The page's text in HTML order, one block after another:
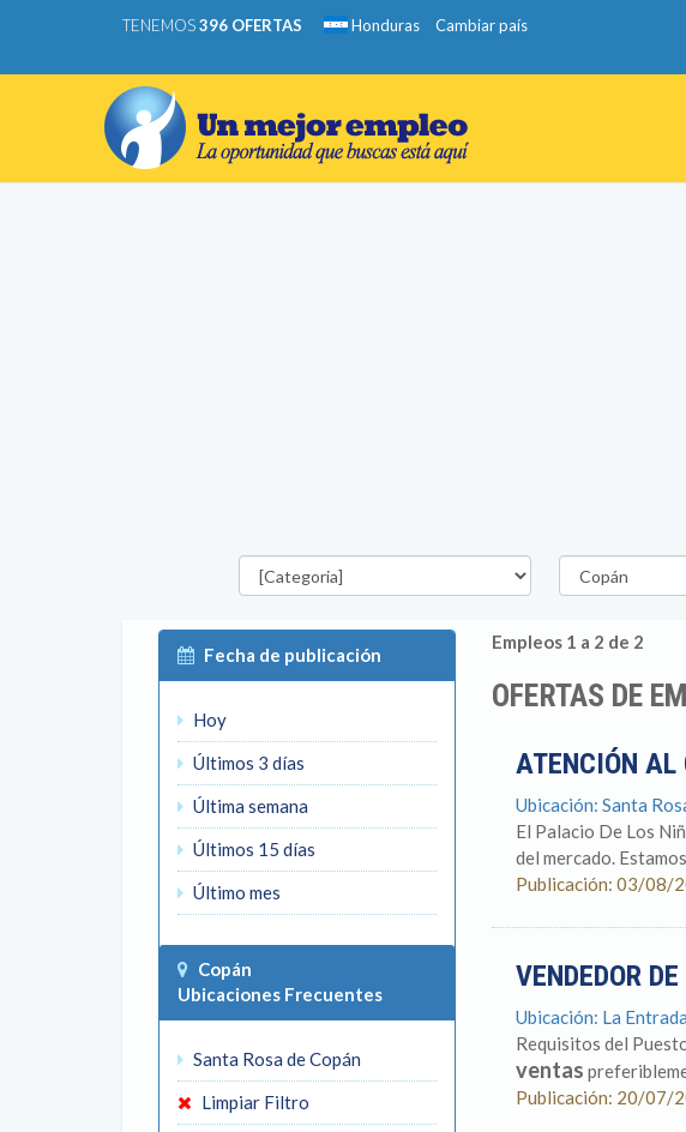
TENEMOS396 OFERTAS Honduras Cambiar país
Categorías Departamento
Fecha de publicación
Hoy
Últimos 3 días
Última semana
Últimos 15 días
Último mes
Copán
Ubicaciones Frecuentes
Santa Rosa de Copán
Limpiar Filtro
Empleos 1 a 2 de 2
OFERTAS DE
ATENCIÓN
Ubicación: Santa
El Palacio De Los
del mercado.
Publicación: 03/08/
VENDEDOR
Ubicación: La
Requisitos del
ventas
Publicación: 20/07/